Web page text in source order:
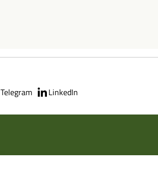
Telegram LinkedIn